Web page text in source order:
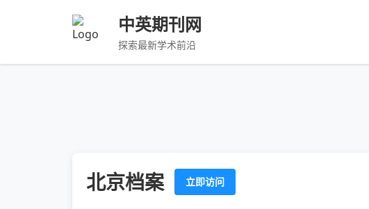
中英期刊网
探索最新学术前沿
北京档案 立即访问